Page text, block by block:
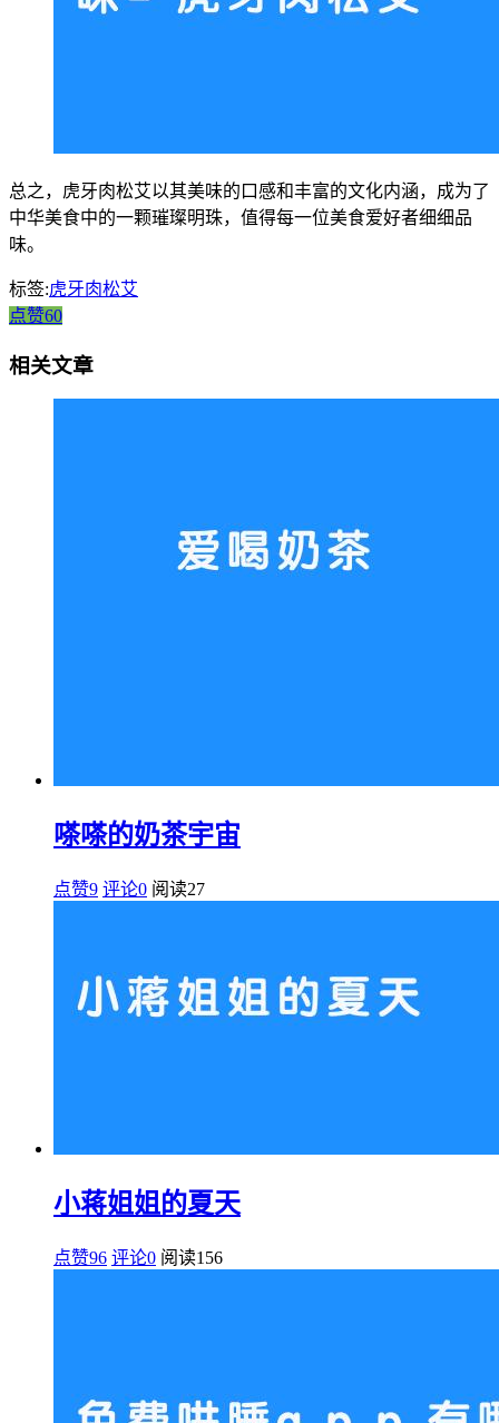
总之，虎牙肉松艾以其美味的口感和丰富的文化内涵，成为了
中华美食中的一颗璀璨明珠，值得每一位美食爱好者细细品
味。
标签:虎牙肉松艾
点赞60
相关文章
嗏嗏的奶茶宇宙
点赞9 评论0 阅读27
小蒋姐姐的夏天
点赞96 评论0 阅读156